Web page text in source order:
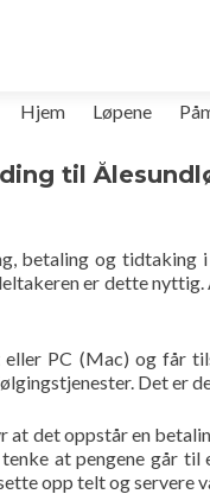
Gå
innhold
Hjem Løpene
til
betaling og
er dette
PC (Mac) og får
Det er
det oppstår en
at pengene går
opp telt og servere